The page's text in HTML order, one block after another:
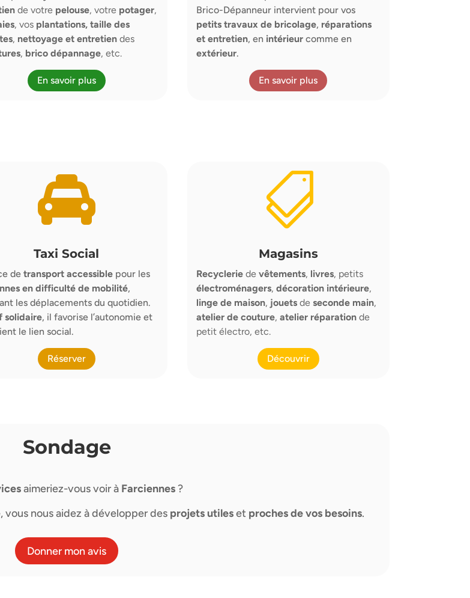
de votre pelouse, votre potager,
, vos plantations, taille des
, nettoyage et entretien des
, brico dépannage, etc.
En savoir plus
Brico-Dépanneur intervient pour vos
petits travaux de bricolage, réparations
et entretien, en intérieurcomme en
extérieur.
En savoir plus

Taxi Social
de transport accessiblepour les
en difficulté de mobilité,
les déplacements du quotidien.
solidaire, il favorise l’autonomie et
le lien social.
Réserver

Magasins
Recycleriede vêtements, livres, petits
électroménagers, décoration intérieure,
linge de maison, jouets deseconde main,
atelier de couture, atelier réparationde
petit électro, etc.
Découvrir
Sondage
aimeriez-vous voir à Farciennes?
nous aidez à développer des projets utileset proches de vos besoins.
Donner mon avis